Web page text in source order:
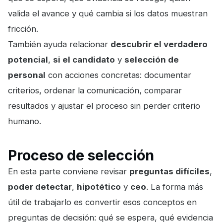
valida el avance y qué cambia si los datos muestran
fricción.
También ayuda relacionar descubrir el verdadero
potencial, si el candidato y selección de
personal con acciones concretas: documentar
criterios, ordenar la comunicación, comparar
resultados y ajustar el proceso sin perder criterio
humano.
Proceso de selección
En esta parte conviene revisar preguntas difíciles,
poder detectar, hipotético y ceo. La forma más
útil de trabajarlo es convertir esos conceptos en
preguntas de decisión: qué se espera, qué evidencia